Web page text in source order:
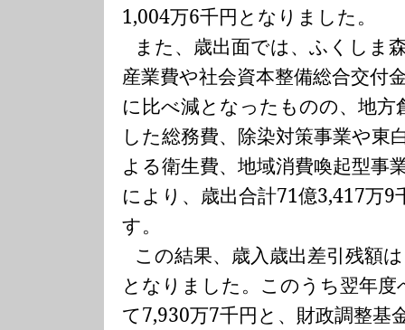
1,004万6千円となりました。
また、歳出面では、ふくしま
産業費や社会資本整備総合交付
に比べ減となったものの、地方
した総務費、除染対策事業や東
よる衛生費、地域消費喚起型事
により、歳出合計71億3,417万9
す。
この結果、歳入歳出差引残額
となりました。このうち翌年
て7,930万7千円と、財政調整基